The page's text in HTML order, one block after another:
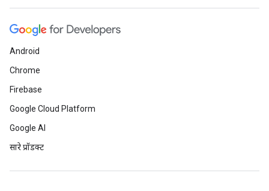
Android
Chrome
Firebase
Google Cloud Platform
Google AI
सारे प्रॉडक्ट